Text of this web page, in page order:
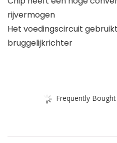
rijvermogen
Het voedingscircuit
bruggelijkrichter
Frequently